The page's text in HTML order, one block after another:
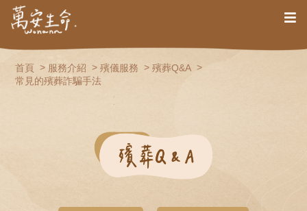
首頁 服務介紹 殯儀服務
殯葬Q&A
常見的殯葬詐騙手法